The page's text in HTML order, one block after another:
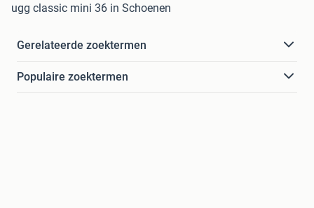
ugg classic mini 36 in Schoenen
Gerelateerde zoektermen
Populaire zoektermen